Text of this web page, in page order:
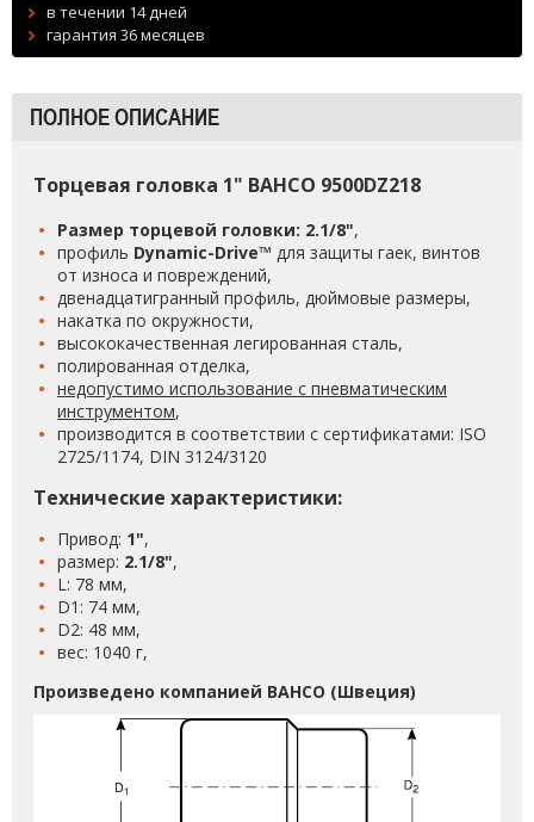
в течении 14 дней
гарантия 36 месяцев
ПОЛНОЕ ОПИСАНИЕ
Торцевая головка 1" BAHCO 9500DZ218
Размер торцевой головки: 2.1/8",
профиль Dynamic-Drive™ для защиты гаек, винтов
от износа и повреждений,
двенадцатигранный профиль, дюймовые размеры,
накатка по окружности,
высококачественная легированная сталь,
полированная отделка,
недопустимо использование с пневматическим
инструментом,
производится в соответствии с сертификатами: ISO
2725/1174, DIN 3124/3120
Технические характеристики:
Привод: 1",
размер: 2.1/8",
L: 78 мм,
D1: 74 мм,
D2: 48 мм,
вес: 1040 г,
Произведено компанией BAHCO (Швеция)